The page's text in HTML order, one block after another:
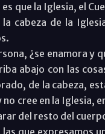
que la Iglesia, el
cabeza de la
¿se enamora
abajo con las
de la cabeza,
cree en la Iglesia,
del resto del
que expresamos